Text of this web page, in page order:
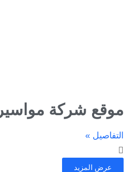
موقع شركة مواسير
التفاصيل »
عرض المزيد